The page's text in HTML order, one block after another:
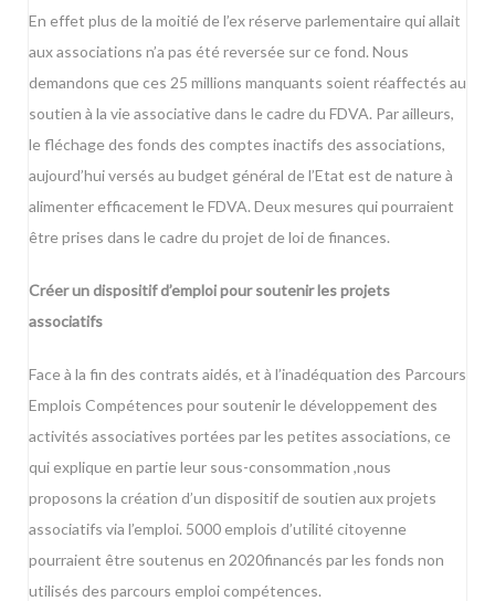
En effet plus de la moitié de l’ex réserve parlementaire qui allait
aux associations n’a pas été reversée sur ce fond. Nous
demandons que ces 25 millions manquants soient réaffectés au
soutien à la vie associative dans le cadre du FDVA. Par ailleurs,
le fléchage des fonds des comptes inactifs des associations,
aujourd’hui versés au budget général de l’Etat est de nature à
alimenter efficacement le FDVA. Deux mesures qui pourraient
être prises dans le cadre du projet de loi de finances.
Créer un dispositif d’emploi pour soutenir les projets
associatifs
Face à la fin des contrats aidés, et à l’inadéquation des Parcours
Emplois Compétences pour soutenir le développement des
activités associatives portées par les petites associations, ce
qui explique en partie leur sous-consommation ,nous
proposons la création d’un dispositif de soutien aux projets
associatifs via l’emploi. 5000 emplois d’utilité citoyenne
pourraient être soutenus en 2020financés par les fonds non
utilisés des parcours emploi compétences.